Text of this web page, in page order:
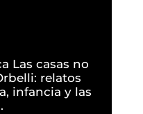
Las casas no
relatos
infancia y las